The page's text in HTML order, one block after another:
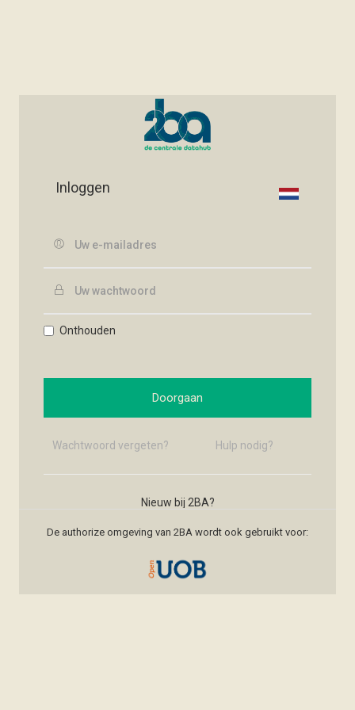
Inloggen
Onthouden
Doorgaan
Wachtwoord vergeten? Hulp nodig?
Nieuw bij 2BA?
Nieuw account maken
De authorize omgeving van 2BA wordt ook gebruikt voor: